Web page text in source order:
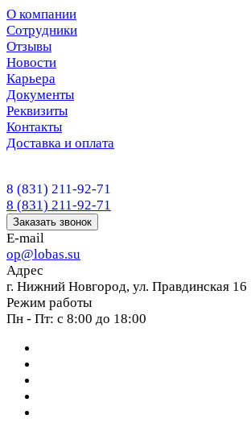
О компании
Сотрудники
Отзывы
Новости
Карьера
Документы
Реквизиты
Контакты
Доставка и оплата
8 (831) 211-92-71
8 (831) 211-92-71
Заказать звонок
E-mail
op@lobas.su
Адрес
г. Нижний Новгород, ул. Правдинская 16
Режим работы
Пн - Пт: с 8:00 до 18:00